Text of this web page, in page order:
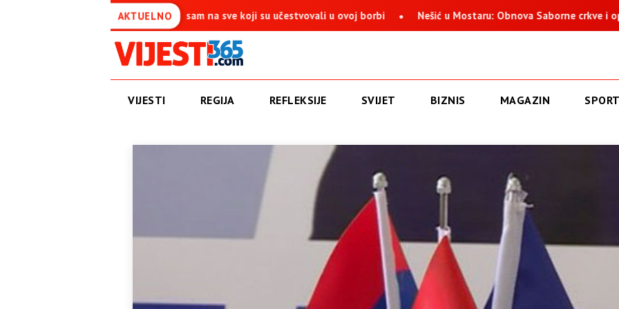
AKTUELNO
simbol pobjede – Ponosan sam na sve koji su učestvovali u ovoj borbi Nešić u Mostaru: Obnova Saborne crkve i opstanak
VIJESTI REGIJA REFLEKSIJE SVIJET BIZNIS MAGAZIN